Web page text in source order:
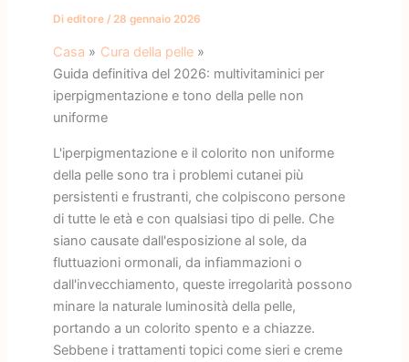
Di editore / 28 gennaio 2026
Casa
Cura della pelle
Guida definitiva del 2026: multivitaminici per
iperpigmentazione e tono della pelle non
uniforme
L'iperpigmentazione e il colorito non uniforme
della pelle sono tra i problemi cutanei più
persistenti e frustranti, che colpiscono persone
di tutte le età e con qualsiasi tipo di pelle. Che
siano causate dall'esposizione al sole, da
fluttuazioni ormonali, da infiammazioni o
dall'invecchiamento, queste irregolarità possono
minare la naturale luminosità della pelle,
portando a un colorito spento e a chiazze.
Sebbene i trattamenti topici come sieri e creme